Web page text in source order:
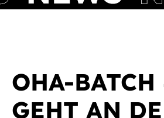
OHA-
GEHT AN